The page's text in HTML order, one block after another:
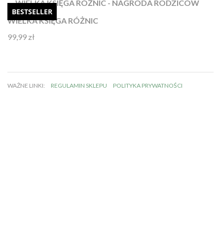
BESTSELLER
WIELKA KSIĘGA RÓŻNIC
Oceniono
99,99 zł
WAŻNE LINKI: REGULAMIN SKLEPU POLITYKA PRYWATNOŚCI